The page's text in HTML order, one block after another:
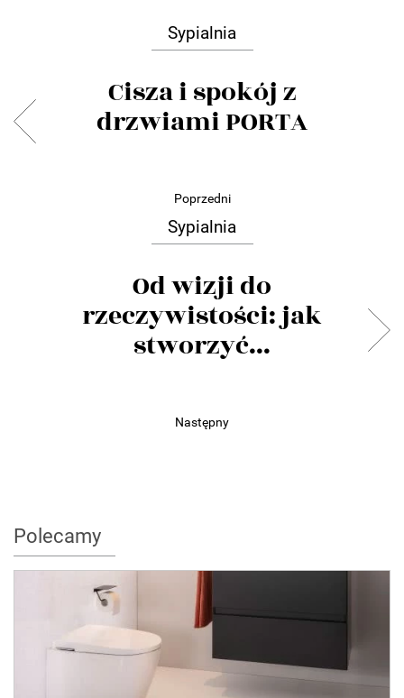
Sypialnia
Cisza i spokój z
drzwiami PORTA
Poprzedni
Sypialnia
Od wizji do
rzeczywistości: jak
stworzyć...
Następny
Polecamy